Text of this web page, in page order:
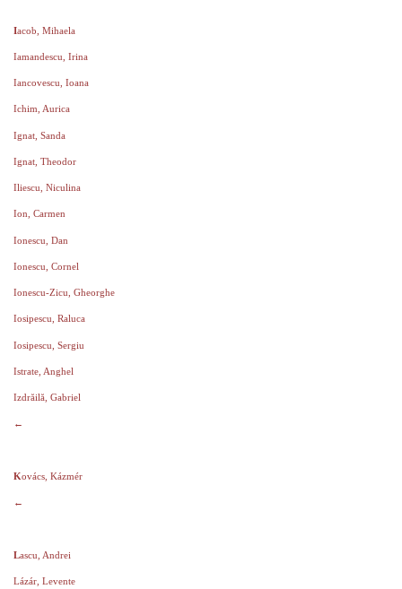
Iacob, Mihaela
Iamandescu, Irina
Iancovescu, Ioana
Ichim, Aurica
Ignat, Sanda
Ignat, Theodor
Iliescu, Niculina
Ion, Carmen
Ionescu, Dan
Ionescu, Cornel
Ionescu-Zicu, Gheorghe
Iosipescu, Raluca
Iosipescu, Sergiu
Istrate, Anghel
Izdrăilă, Gabriel
←
Kovács, Kázmér
←
Lascu, Andrei
Lázár, Levente